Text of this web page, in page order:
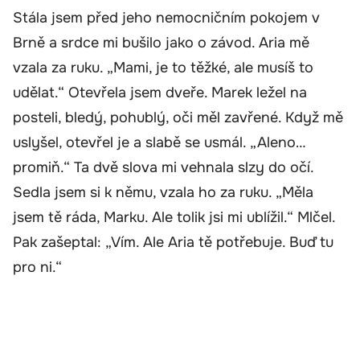
Stála jsem před jeho nemocničním pokojem v
Brně a srdce mi bušilo jako o závod. Aria mě
vzala za ruku. „Mami, je to těžké, ale musíš to
udělat.“ Otevřela jsem dveře. Marek ležel na
posteli, bledý, pohublý, oči měl zavřené. Když mě
uslyšel, otevřel je a slabě se usmál. „Aleno…
promiň.“ Ta dvě slova mi vehnala slzy do očí.
Sedla jsem si k němu, vzala ho za ruku. „Měla
jsem tě ráda, Marku. Ale tolik jsi mi ublížil.“ Mlčel.
Pak zašeptal: „Vím. Ale Aria tě potřebuje. Buď tu
pro ni.“